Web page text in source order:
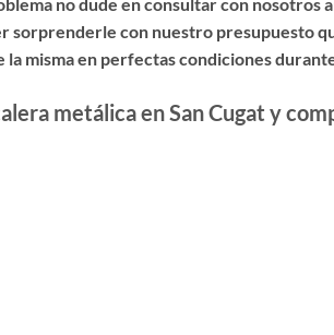
sorprenderle con nuestro presupuesto
misma en perfectas condiciones
metálica en San Cugat y